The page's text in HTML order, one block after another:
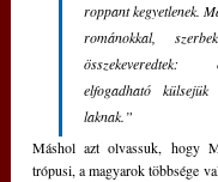
roppant kegyetlenek.
románokkal,
elfogadható
laknak.”
Máshol azt olvassuk, hogy
trópusi, a magyarok többsége